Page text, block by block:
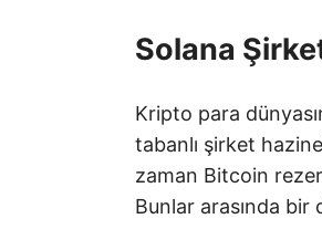
Solana
Kripto para
tabanlı şirket
zaman Bitcoin
Bunlar arasında